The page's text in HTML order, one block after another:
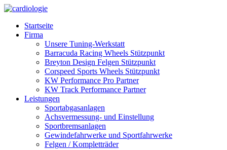
Startseite
Firma
Unsere Tuning-Werkstatt
Barracuda Racing Wheels Stützpunkt
Breyton Design Felgen Stützpunkt
Corspeed Sports Wheels Stützpunkt
KW Performance Pro Partner
KW Track Performance Partner
Leistungen
Sportabgasanlagen
Achsvermessung- und Einstellung
Sportbremsanlagen
Gewindefahrwerke und Sportfahrwerke
Felgen / Kompletträder